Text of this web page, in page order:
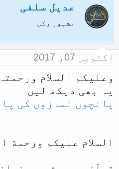
عدیل سلفی
مشہور رکن
اکتوبر 07، 2017
وعلیکم السلام
یہ بھی دیکھ لیں
پانچوں نمازوں کی
السلام عليكم ورحمة